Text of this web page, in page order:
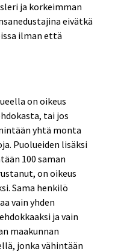
ja korkeimman
eivätkä
ilman että
on oikeus
tai jos
yhtä monta
Puolueiden lisäksi
100 saman
on oikeus
Sama henkilö
vain yhden
ja vain
maakunnan
jonka vähintään